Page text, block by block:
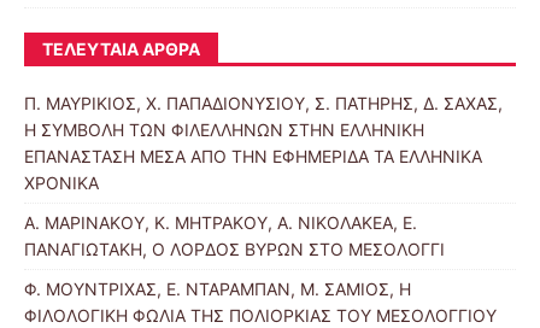
ΤΕΛΕΥΤΑΊΑ ΆΡΘΡΑ
Π. ΜΑΥΡΙΚΙΟΣ, Χ. ΠΑΠΑΔΙΟΝΥΣΙΟΥ, Σ. ΠΑΤΗΡΗΣ, Δ. ΣΑΧΑΣ,
Η ΣΥΜΒΟΛΗ ΤΩΝ ΦΙΛΕΛΛΗΝΩΝ ΣΤΗΝ ΕΛΛΗΝΙΚΗ
ΕΠΑΝΑΣΤΑΣΗ ΜΕΣΑ ΑΠΟ ΤΗΝ ΕΦΗΜΕΡΙΔΑ ΤΑ ΕΛΛΗΝΙΚΑ
ΧΡΟΝΙΚΑ
Α. ΜΑΡΙΝΑΚΟΥ, Κ. ΜΗΤΡΑΚΟΥ, Α. ΝΙΚΟΛΑΚΕΑ, Ε.
ΠΑΝΑΓΙΩΤΑΚΗ, Ο ΛΟΡΔΟΣ ΒΥΡΩΝ ΣΤΟ ΜΕΣΟΛΟΓΓΙ
Φ. ΜΟΥΝΤΡΙΧΑΣ, Ε. ΝΤΑΡΑΜΠΑΝ, Μ. ΣΑΜΙΟΣ, Η
ΦΙΛΟΛΟΓΙΚΗ ΦΩΛΙΑ ΤΗΣ ΠΟΛΙΟΡΚΙΑΣ ΤΟΥ ΜΕΣΟΛΟΓΓΙΟΥ